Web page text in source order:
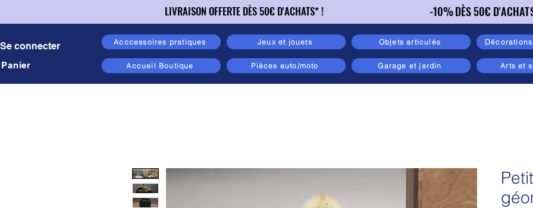
LIVRAISON OFFERTE DÈS 50€ D'ACHATS* !
LIVRAISON OFFERTE DÈS 50€ D'ACHATS* ! -10% DÈS 50€
-10% DÈS 50€
Se connecter
Panier
Acccessoires pratiques
Accueil Boutique
Jeux et jouets Objets articulés
Pièces auto/moto Garage et jardin Arts et